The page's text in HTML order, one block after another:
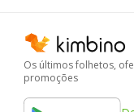
Os últimos folhetos,
promoções